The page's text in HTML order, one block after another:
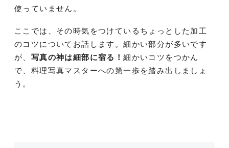
使っていません。
ここでは、その時気をつけているちょっとした加工
のコツについてお話します。細かい部分が多いです
が、 写真の神は細部に宿る！細かいコツをつかん
で、料理写真マスターへの第一歩を踏み出しましょ
う。